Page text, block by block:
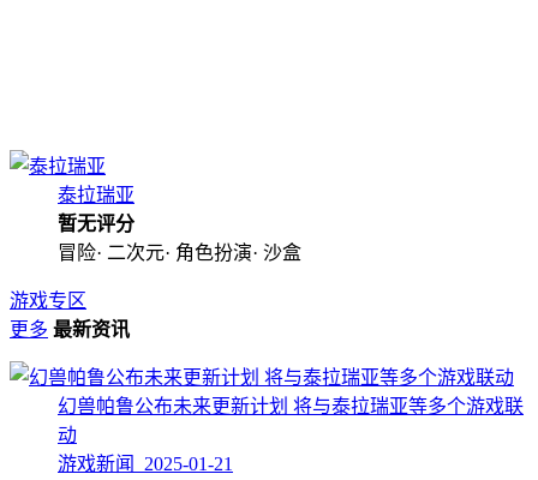
泰拉瑞亚
暂无评分
冒险· 二次元· 角色扮演· 沙盒
游戏专区
更多 最新资讯
幻兽帕鲁公布未来更新计划 将与泰拉瑞亚等多个游戏联
动
游戏新闻 2025-01-21